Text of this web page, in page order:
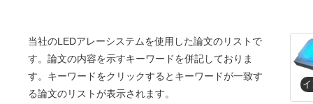
当社のLEDアレーシステムを使用した論文のリストで
す。論文の内容を示すキーワードを併記しておりま
す。キーワードをクリックするとキーワードが一致す
る論文のリストが表示されます。